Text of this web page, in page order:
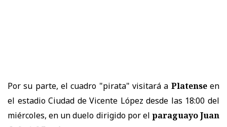
Por su parte, el cuadro "pirata" visitará a Platenseen
el estadio Ciudad de Vicente López desde las 18:00 del
miércoles, en un duelo dirigido por el paraguayo Juan